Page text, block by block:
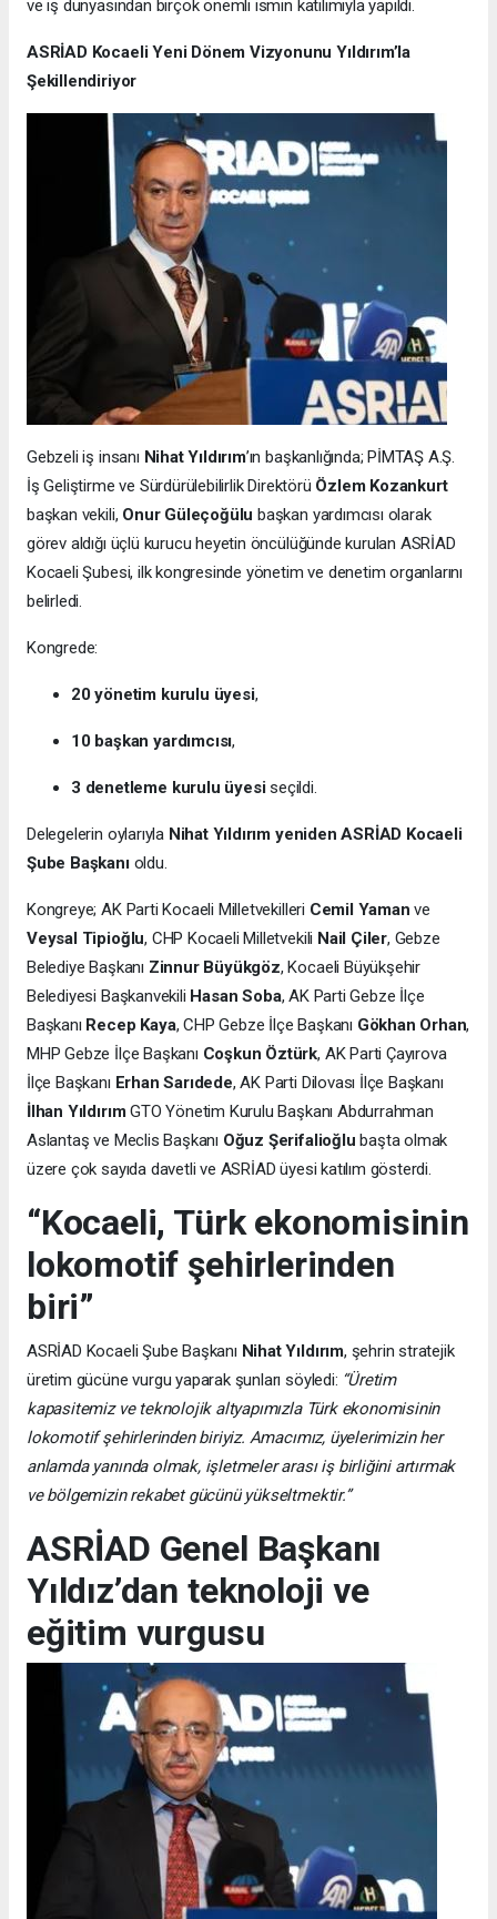
ve iş dünyasından birçok önemli ismin katılımıyla yapıldı.
ASRİAD Kocaeli Yeni Dönem Vizyonunu Yıldırım’la
Şekillendiriyor
Gebzeli iş insanı Nihat Yıldırım’ın başkanlığında; PİMTAŞ A.Ş.
İş Geliştirme ve Sürdürülebilirlik Direktörü Özlem Kozankurt
başkan vekili, Onur Güleçoğülu başkan yardımcısı olarak
görev aldığı üçlü kurucu heyetin öncülüğünde kurulan ASRİAD
Kocaeli Şubesi, ilk kongresinde yönetim ve denetim organlarını
belirledi.
Kongrede:
20 yönetim kurulu üyesi,
10 başkan yardımcısı,
3 denetleme kurulu üyesiseçildi.
Delegelerin oylarıyla Nihat Yıldırım yeniden ASRİAD Kocaeli
Şube Başkanıoldu.
Kongreye; AK Parti Kocaeli Milletvekilleri Cemil Yaman ve
Veysal Tipioğlu, CHP Kocaeli Milletvekili Nail Çiler, Gebze
Belediye Başkanı Zinnur Büyükgöz, Kocaeli Büyükşehir
Belediyesi Başkanvekili Hasan Soba, AK Parti Gebze İlçe
Başkanı Recep Kaya, CHP Gebze İlçe Başkanı Gökhan Orhan,
MHP Gebze İlçe Başkanı Coşkun Öztürk, AK Parti Çayırova
İlçe Başkanı Erhan Sarıdede, AK Parti Dilovası İlçe Başkanı
İlhan YıldırımGTO Yönetim Kurulu Başkanı Abdurrahman
Aslantaş ve Meclis Başkanı Oğuz Şerifalioğlu başta olmak
üzere çok sayıda davetli ve ASRİAD üyesi katılım gösterdi.
“Kocaeli, Türk ekonomisinin
lokomotif şehirlerinden
biri”
ASRİAD Kocaeli Şube Başkanı Nihat Yıldırım, şehrin stratejik
üretim gücüne vurgu yaparak şunları söyledi: “Üretim
kapasitemiz ve teknolojik altyapımızla Türk ekonomisinin
lokomotif şehirlerinden biriyiz. Amacımız, üyelerimizin her
anlamda yanında olmak, işletmeler arası iş birliğini artırmak
ve bölgemizin rekabet gücünü yükseltmektir.”
ASRİAD Genel Başkanı
Yıldız’dan teknoloji ve
eğitim vurgusu